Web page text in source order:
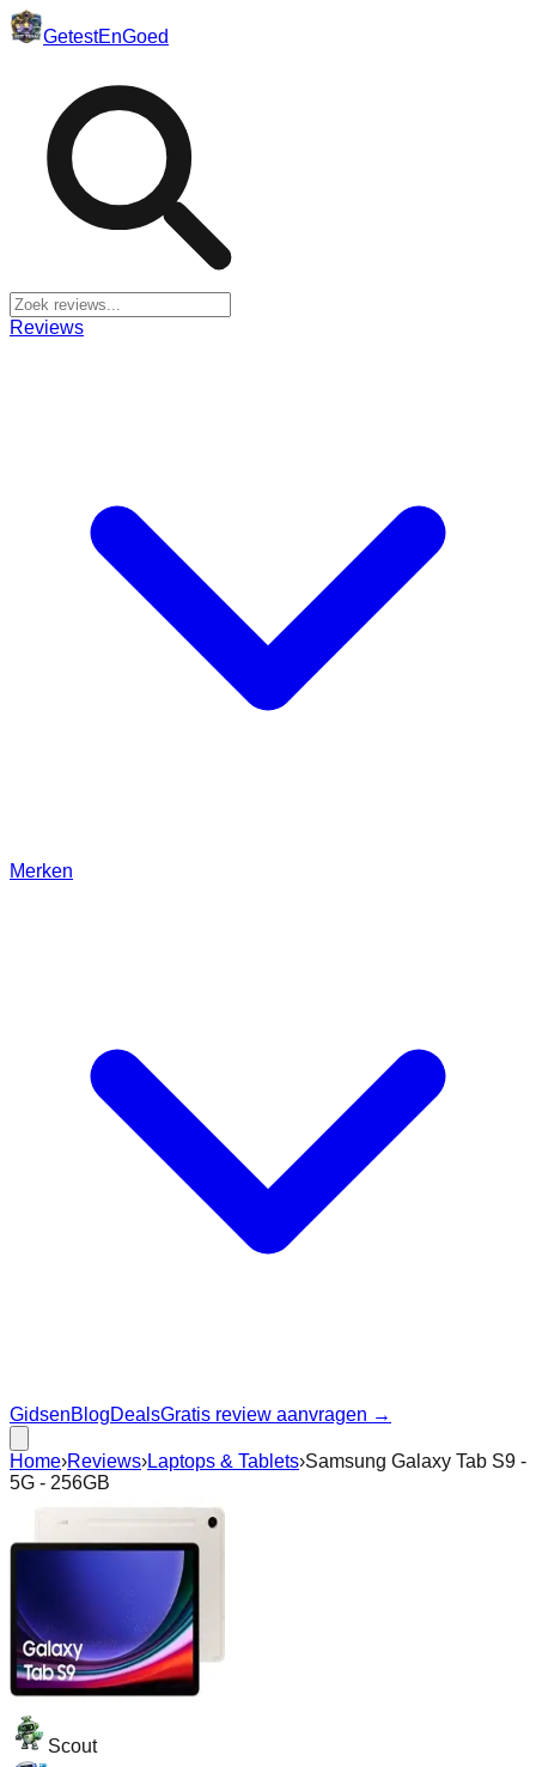
GetestEnGoed
Reviews
Merken
GidsenBlogDealsGratis review aanvragen →
Home›Reviews›Laptops & Tablets›Samsung Galaxy Tab S9 -
5G - 256GB
Scout